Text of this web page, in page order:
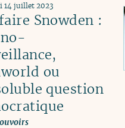
Snowden :
ou
question
14 juillet 2023